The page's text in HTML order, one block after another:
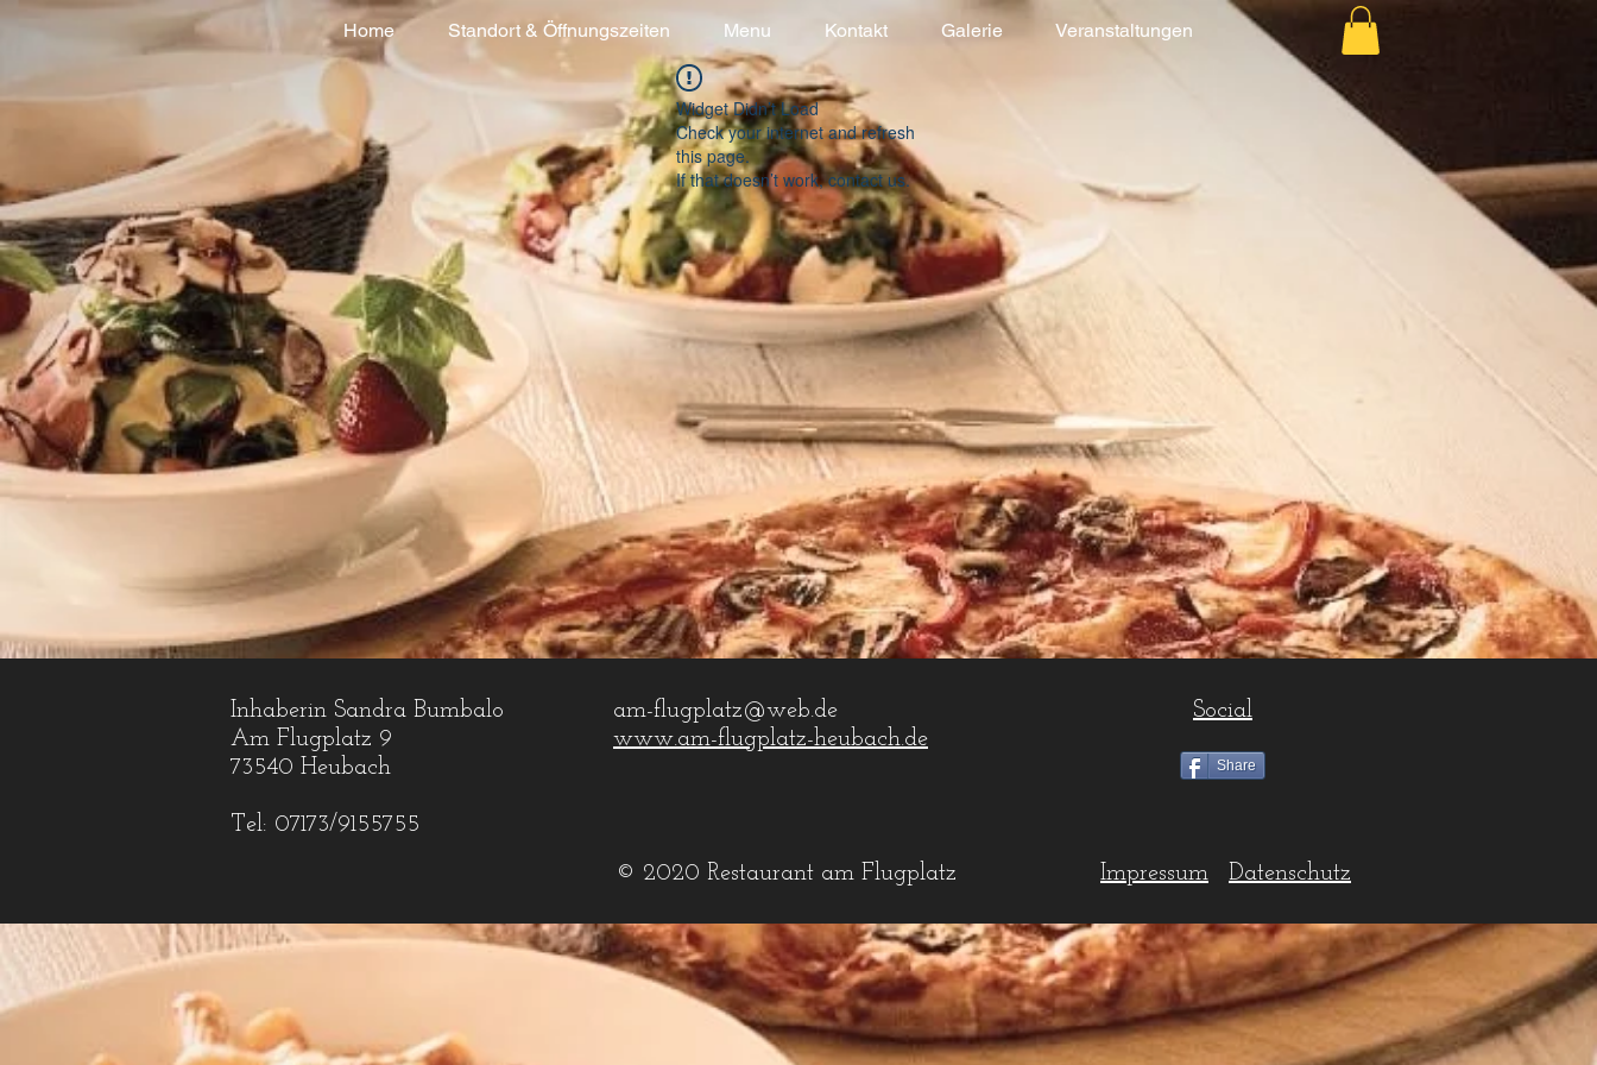
Home Standort & Öffnungszeiten Menu Kontakt Galerie Veranstaltungen
Widget Didn’t Load
Check your internet and refresh
this page.
If that doesn’t work, contact us.
Inhaberin Sandra Bumbalo
Am Flugplatz 9
73540 Heubach
Tel: 07173/9155755
am-flugplatz@web.de
www.am-flugplatz-heubach.de
Social
Share
© 2020 Restaurant am Flugplatz Impressum Datenschutz